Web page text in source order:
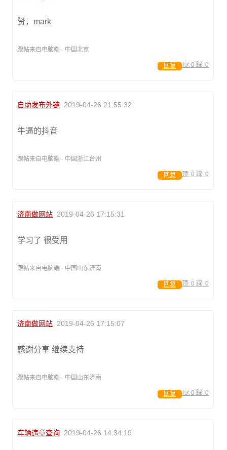
赞，mark
跟帖来自电脑端 · 中国北京
顶: 0 踩: 0
回复
自助发布外链 2019-04-26 21:55:32
牛逼的抖音
跟帖来自电脑端 · 中国浙江台州
顶: 0 踩: 0
回复
济南做网站 2019-04-26 17:15:31
学习了 很受用
跟帖来自电脑端 · 中国山东济南
顶: 0 踩: 0
回复
济南做网站 2019-04-26 17:15:07
感谢分享 继续支持
跟帖来自电脑端 · 中国山东济南
顶: 0 踩: 0
回复
车辆违章查询 2019-04-26 14:34:19